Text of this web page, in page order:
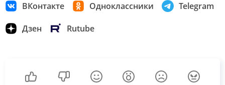
ВКонтакте Одноклассники Telegram
Дзен Rutube